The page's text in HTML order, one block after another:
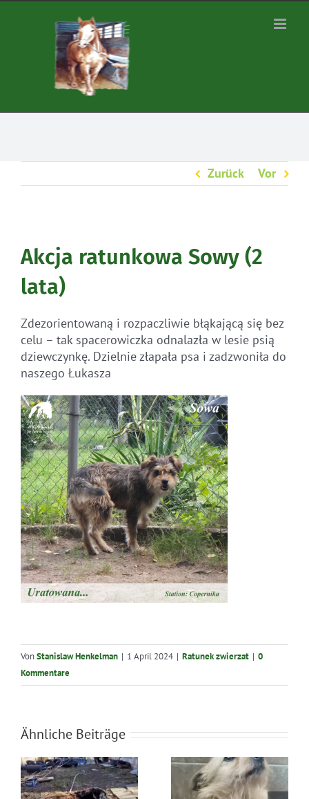
Zurück Vor
Akcja ratunkowa Sowy (2
lata)
Zdezorientowaną i rozpaczliwie błąkającą się bez
celu – tak spacerowiczka odnalazła w lesie psią
dziewczynkę. Dzielnie złapała psa i zadzwoniła do
naszego Łukasza
VonStanislaw Henkelman | 1 April 2024 | Ratunek zwierzat | 0
Kommentare
Ähnliche Beiträge